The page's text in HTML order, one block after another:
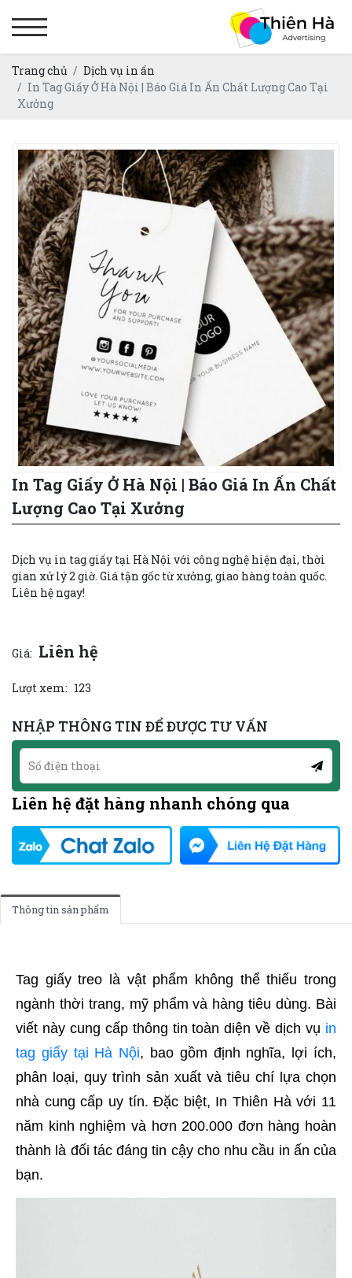
Trang chủ
Dịch vụ in ấn
In Tag Giấy Ở Hà Nội | Báo Giá In Ấn Chất Lượng Cao Tại
Xưởng
In Tag Giấy Ở Hà Nội | Báo Giá In Ấn Chất
Lượng Cao Tại Xưởng
Dịch vụ in tag giấy tại Hà Nội với công nghệ hiện đại, thời
gian xử lý 2 giờ. Giá tận gốc từ xưởng, giao hàng toàn quốc.
Liên hệ ngay!
Giá: Liên hệ
Lượt xem: 123
NHẬP THÔNG TIN ĐỂ ĐƯỢC TƯ VẤN
Liên hệ đặt hàng nhanh chóng qua
Thông tin sản phẩm
Tag giấy treo là vật phẩm không thể thiếu trong
ngành thời trang, mỹ phẩm và hàng tiêu dùng. Bài
viết này cung cấp thông tin toàn diện về dịch vụ in
tag giấy tại Hà Nội, bao gồm định nghĩa, lợi ích,
phân loại, quy trình sản xuất và tiêu chí lựa chọn
nhà cung cấp uy tín. Đặc biệt, In Thiên Hà với 11
năm kinh nghiệm và hơn 200.000 đơn hàng hoàn
thành là đối tác đáng tin cậy cho nhu cầu in ấn của
bạn.